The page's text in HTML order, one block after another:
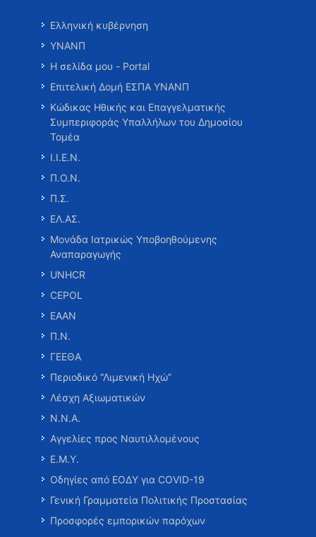
Ελληνική κυβέρνηση
ΥΝΑΝΠ
Η σελίδα μου - Portal
Επιτελική Δομή ΕΣΠΑ ΥΝΑΝΠ
Κώδικας Ηθικής και Επαγγελματικής
Συμπεριφοράς Υπαλλήλων του Δημοσίου
Τομέα
Ι.Ι.Ε.Ν.
Π.Ο.Ν.
Π.Σ.
ΕΛ.ΑΣ.
Μονάδα Ιατρικώς Υποβοηθούμενης
Αναπαραγωγής
UNHCR
CEPOL
ΕΑΑΝ
Π.Ν.
ΓΕΕΘΑ
Περιοδικό “Λιμενική Ηχώ”
Λέσχη Αξιωματικών
Ν.Ν.Α.
Αγγελίες προς Ναυτιλλομένους
Ε.Μ.Υ.
Οδηγίες από ΕΟΔΥ για COVID-19
Γενική Γραμματεία Πολιτικής Προστασίας
Προσφορές εμπορικών παρόχων